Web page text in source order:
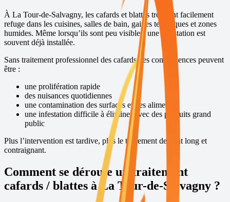
À La Tour-de-Salvagny, les cafards et blattes trouvent facilement
refuge dans les cuisines, salles de bain, gaines techniques et zones
humides. Même lorsqu’ils sont peu visibles, une infestation est
souvent déjà installée.
Sans traitement professionnel des cafards, les conséquences peuvent
être :
une prolifération rapide
des nuisances quotidiennes
une contamination des surfaces et des aliments
une infestation difficile à éliminer avec des produits grand
public
Plus l’intervention est tardive, plus le traitement devient long et
contraignant.
Comment se déroule un traitement
cafards / blattes à La Tour-de-Salvagny ?